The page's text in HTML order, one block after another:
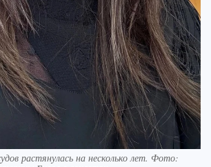
растянулась на несколько лет. Фото: